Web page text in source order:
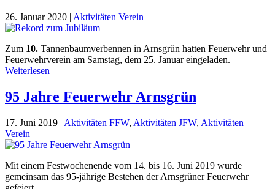
26. Januar 2020 Aktivitäten Verein
Zum 10. Tannenbaumverbennen in Arnsgrün hatten Feuerwehr und
Feuerwehrverein am Samstag, dem 25. Januar eingeladen.
Weiterlesen
95 Jahre Feuerwehr Arnsgrün
17. Juni 2019 | Aktivitäten FFW, Aktivitäten JFW, Aktivitäten
Verein
Mit einem Festwochenende vom 14. bis 16. Juni 2019 wurde
gemeinsam das 95-jährige Bestehen der Arnsgrüner Feuerwehr